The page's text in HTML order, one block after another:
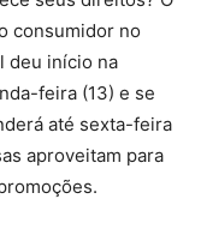
consumidor no
deu início na
feira (13) e se
até sexta-feira
aproveitam para